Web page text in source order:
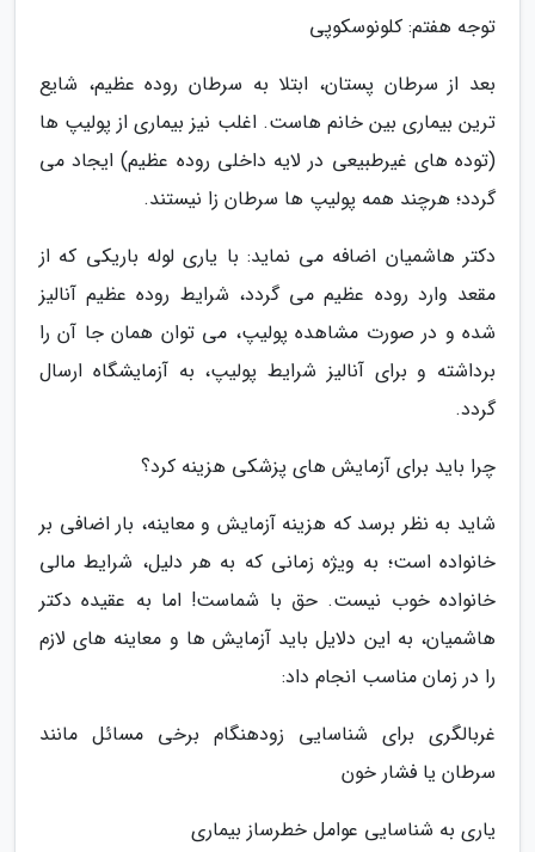
توجه هفتم: کلونوسکوپی
بعد از سرطان پستان، ابتلا به سرطان روده عظیم، شایع
ترین بیماری بین خانم هاست. اغلب نیز بیماری از پولیپ ها
(توده های غیرطبیعی در لایه داخلی روده عظیم) ایجاد می
گردد؛ هرچند همه پولیپ ها سرطان زا نیستند.
دکتر هاشمیان اضافه می نماید: با یاری لوله باریکی که از
مقعد وارد روده عظیم می گردد، شرایط روده عظیم آنالیز
شده و در صورت مشاهده پولیپ، می توان همان جا آن را
برداشته و برای آنالیز شرایط پولیپ، به آزمایشگاه ارسال
گردد.
چرا باید برای آزمایش های پزشکی هزینه کرد؟
شاید به نظر برسد که هزینه آزمایش و معاینه، بار اضافی بر
خانواده است؛ به ویژه زمانی که به هر دلیل، شرایط مالی
خانواده خوب نیست. حق با شماست! اما به عقیده دکتر
هاشمیان، به این دلایل باید آزمایش ها و معاینه های لازم
را در زمان مناسب انجام داد:
غربالگری برای شناسایی زودهنگام برخی مسائل مانند
سرطان یا فشار خون
یاری به شناسایی عوامل خطرساز بیماری